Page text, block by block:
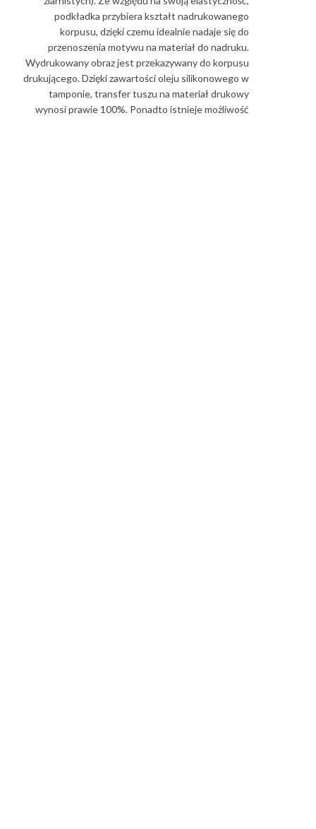
podkładka przybiera kształt nadrukowanego
korpusu, dzięki czemu idealnie nadaje się do
przenoszenia motywu na materiał do nadruku.
Wydrukowany obraz jest przekazywany do korpusu
drukującego. Dzięki zawartości oleju silikonowego w
tamponie, transfer tuszu na materiał drukowy
wynosi prawie 100%. Ponadto istnieje możliwość